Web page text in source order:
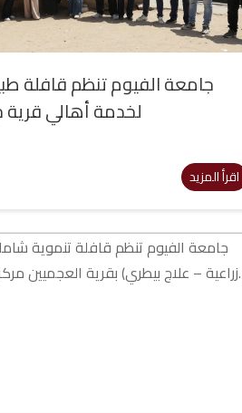
جامعة الفيوم تنظم قافلة
لخدمة أهالي
اقرأ المزيد